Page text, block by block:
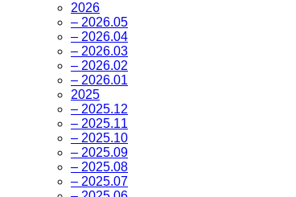
2026
– 2026.05
– 2026.04
– 2026.03
– 2026.02
– 2026.01
2025
– 2025.12
– 2025.11
– 2025.10
– 2025.09
– 2025.08
– 2025.07